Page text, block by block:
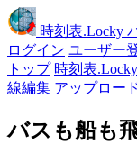
時刻表.Locky
ログイン ユーザー
トップ 時刻表
線編集 アップロー
バスも船も